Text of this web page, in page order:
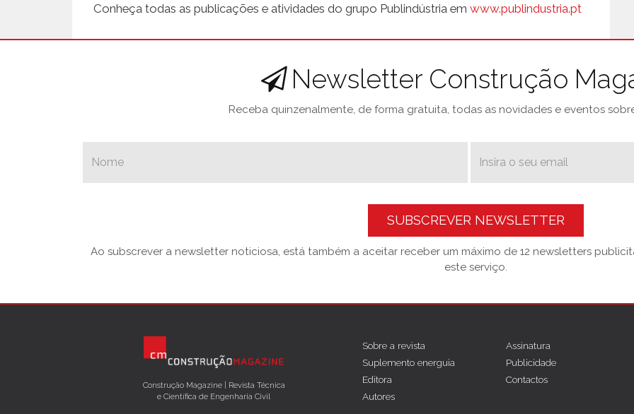
Conheça todas as publicações e atividades do grupo Publindústria em www.publindustria.pt
Newsletter Construção
Receba quinzenalmente, de forma gratuita, todas as novidades e eventos
SUBSCREVER NEWSLETTER
Ao subscrever a newsletter noticiosa, está também a aceitar receber um máximo de 12 newsletters
este serviço.
Construção Magazine | Revista Técnica
e Científica de Engenharia Civil
Sobre a revista
Suplemento energuia
Editora
Autores
Assinatura
Publicidade
Contactos